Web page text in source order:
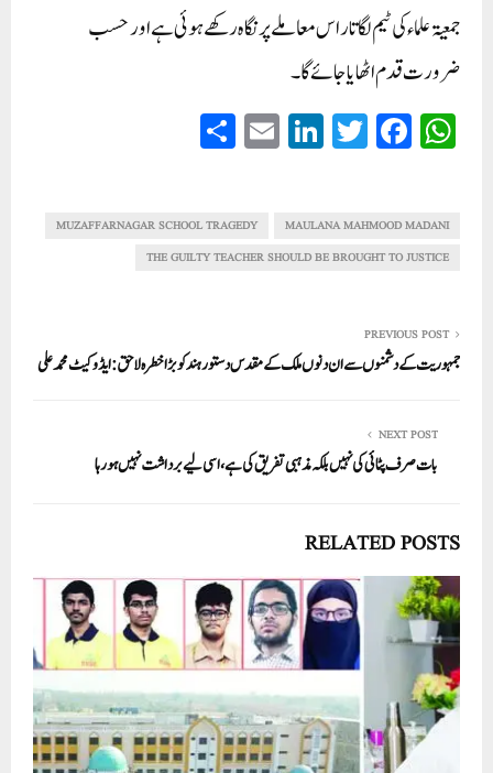
جمعیۃ علماء کی ٹیم لگاتار اس معاملے پر نگاہ رکھے ہوئی ہے اور حسب
ضرورت قدم اٹھایا جائے گا۔
W
ha
A
pp
Fa
ce
ok
T
wi
r
Li
nk
In
E
m
MAULANA MAHMOOD MADANI
MUZAFFARNAGAR SCHOOL TRAGEDY
THE GUILTY TEACHER SHOULD BE BROUGHT TO JUSTICE
PREVIOUS POST
جمہوریت کے دشمنوں سے ان دنوں ملک کے مقدس دستور ہند کو بڑاخطرہ لاحق: ایڈوکیٹ محمد علی
NEXT POST
بات صرف پٹائی کی نہیں بلکہ مذہبی تفریق کی ہے، اسی لیے برداشت نہیں ہو رہا
RELATED POSTS